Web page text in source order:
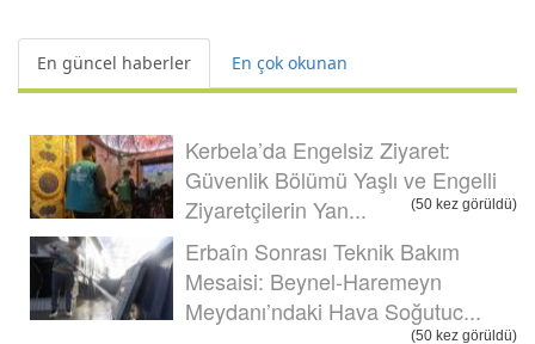
En güncel haberler En çok okunan
Kerbela’da Engelsiz Ziyaret:
Güvenlik Bölümü Yaşlı ve Engelli
Ziyaretçilerin Yan...
(50 kez görüldü)
Erbaîn Sonrası Teknik Bakım
Mesaisi: Beynel-Haremeyn
Meydanı’ndaki Hava Soğutuc...
(50 kez görüldü)